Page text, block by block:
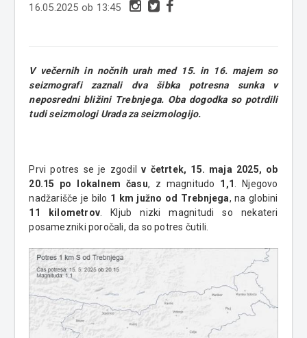
16.05.2025 ob 13:45
V večernih in nočnih urah med 15. in 16. majem so
seizmografi zaznali dva šibka potresna sunka v
neposredni bližini Trebnjega. Oba dogodka so potrdili
tudi seizmologi Urada za seizmologijo.
Prvi potres se je zgodilv četrtek, 15. maja 2025, ob
20.15 po lokalnem času, z magnitudo 1,1
. Njegovo
nadžarišče je bilo 1 km južno od Trebnjega, na globini
11 kilometrov . Kljub nizki magnitudi so nekateri
posamezniki poročali, da so potres čutili.